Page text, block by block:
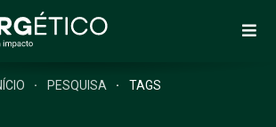
PESQUISA TAGS